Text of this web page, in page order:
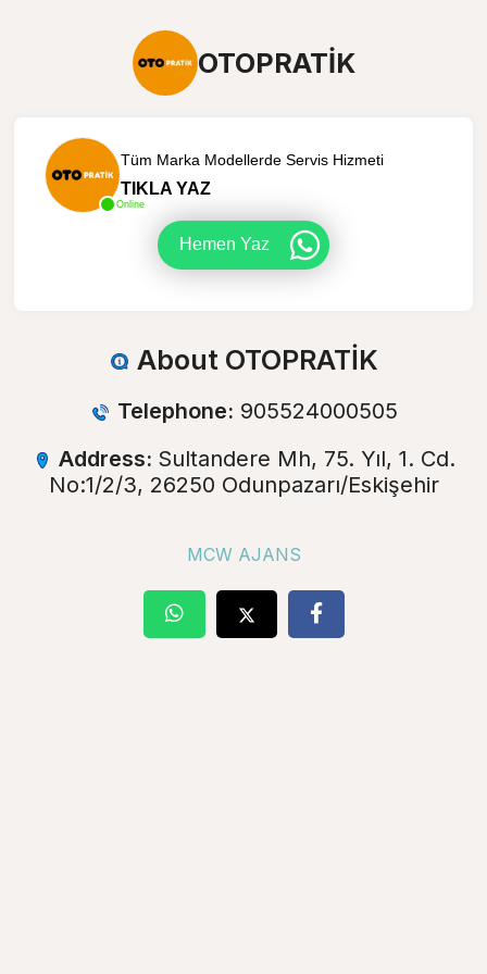
OTOPRATİK
Online
Tüm Marka Modellerde Servis Hizmeti
TIKLA YAZ
Hemen Yaz
About OTOPRATİK
Telephone: 905524000505
Address: Sultandere Mh, 75. Yıl, 1. Cd.
No:1/2/3, 26250 Odunpazarı/Eskişehir
MCW AJANS